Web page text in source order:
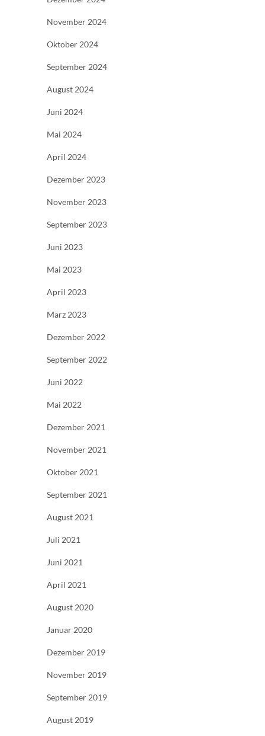
November 2024
Oktober 2024
September 2024
August 2024
Juni 2024
Mai 2024
April 2024
Dezember 2023
November 2023
September 2023
Juni 2023
Mai 2023
April 2023
März 2023
Dezember 2022
September 2022
Juni 2022
Mai 2022
Dezember 2021
November 2021
Oktober 2021
September 2021
August 2021
Juli 2021
Juni 2021
April 2021
August 2020
Januar 2020
Dezember 2019
November 2019
September 2019
August 2019